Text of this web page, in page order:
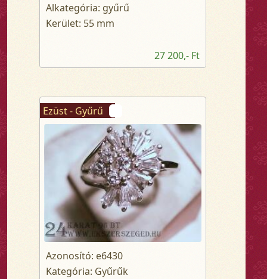
Alkategória: gyűrű
Kerület: 55 mm
27 200,- Ft
Ezüst - Gyűrű
Azonosító: e6430
Kategória: Gyűrűk